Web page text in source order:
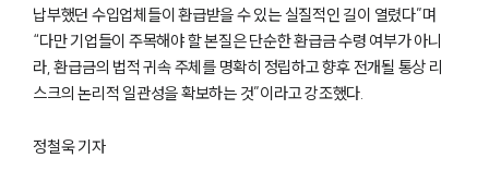
납부했던 수입업체들이 환급받을 수 있는 실질적인 길이 열렸다”며
“다만 기업들이 주목해야 할 본질은 단순한 환급금 수령 여부가 아니
라, 환급금의 법적 귀속 주체를 명확히 정립하고 향후 전개될 통상 리
스크의 논리적 일관성을 확보하는 것”이라고 강조했다.
정철욱 기자